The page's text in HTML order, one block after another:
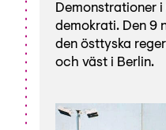
Demonstrationer
demokrati. Den 9
den östtyska
och väst i Berlin.